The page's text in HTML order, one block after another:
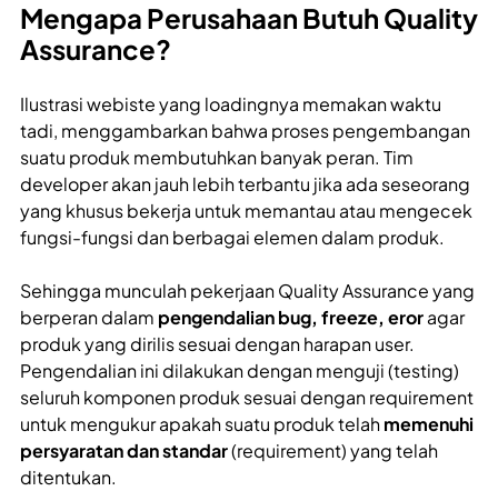
Mengapa Perusahaan Butuh Quality
Assurance?
Ilustrasi webiste yang loadingnya memakan waktu
tadi, menggambarkan bahwa proses pengembangan
suatu produk membutuhkan banyak peran. Tim
developer akan jauh lebih terbantu jika ada seseorang
yang khusus bekerja untuk memantau atau mengecek
fungsi-fungsi dan berbagai elemen dalam produk.
Sehingga munculah pekerjaan Quality Assurance yang
berperan dalam pengendalian bug, freeze, eroragar
produk yang dirilis sesuai dengan harapan user.
Pengendalian ini dilakukan dengan menguji (testing)
seluruh komponen produk sesuai dengan requirement
untuk mengukur apakah suatu produk telahmemenuhi
persyaratan dan standar(requirement) yang telah
ditentukan.